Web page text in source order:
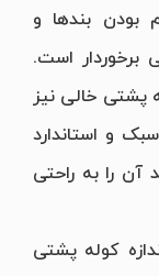
بودن بندها و
برخوردار است.
پشتی خالی نیز
و استاندارد
آن را به راحتی
کوله پشتی